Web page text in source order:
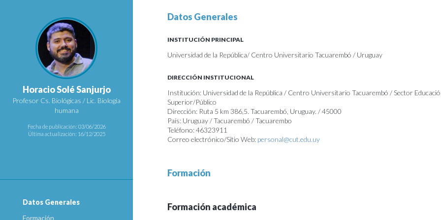
Horacio Solé Sanjurjo
Profesor Cs. Biológicas / Lic. Biología
humana
Fecha de publicación: 03/06/2026
Última actualización: 16/12/2025
Datos Generales
Formación
Datos Generales
INSTITUCIÓN PRINCIPAL
Universidad de la República/ Centro Universitario Tacuarembó / Uruguay
DIRECCIÓN INSTITUCIONAL
Institución: Universidad de la República / Centro Universitario Tacuarembó / Sector
Superior/Público
Dirección: Ruta 5 km 386,5. Tacuarembó, Uruguay. / 45000
País: Uruguay / Tacuarembó / Tacuarembo
Teléfono: 46323911
Correo electrónico/Sitio Web: personal@cut.edu.uy
Formación
Formación académica